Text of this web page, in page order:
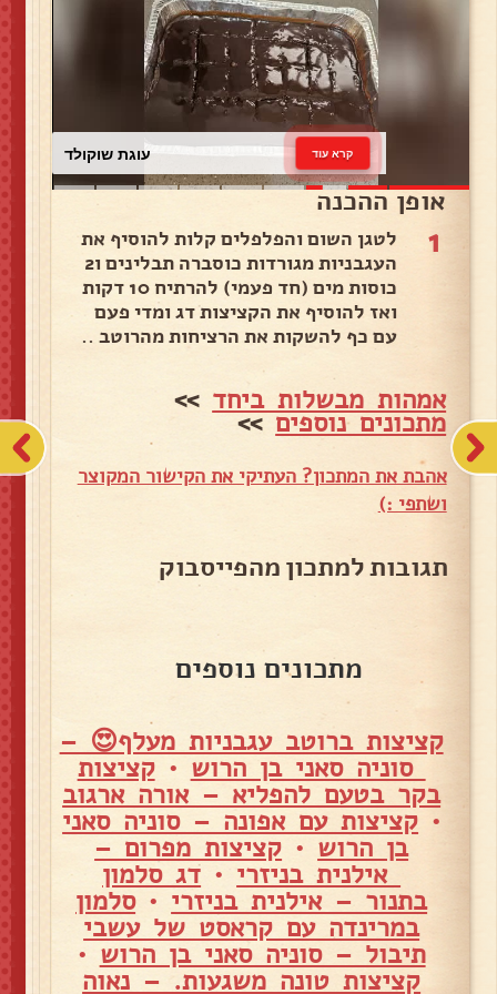
עוגת שוקולד קרא עוד
אופן ההכנה
1
לטגן השום והפלפלים קלות להוסיף את
העגבניות מגורדות כוסברה תבלינים ו2
כוסות מים (חד פעמי) להרתיח 10 דקות
ואז להוסיף את הקציצות דג ומדי פעם
עם כף להשקות את הרציחות מהרוטב ..
אמהות מבשלות ביחד >>
מתכונים נוספים>>
אהבת את המתכון? העתיקי את הקישור המקוצר
ושתפי :)
תגובות למתכון מהפייסבוק
מתכונים נוספים
קציצות ברוטב עגבניות מעלף😍 –
סוניה סאני בן הרוש •קציצות
בקר בטעם להפליא – אורה ארגוב
• קציצות עם אפונה – סוניה סאני
בן הרוש • קציצות מפרום –
אילנית בניזרי • דג סלמון
בתנור – אילנית בניזרי •סלמון
במרינדה עם קראסט של עשבי
תיבול – סוניה סאני בן הרוש •
קציצות טונה משגעות. – נאוה